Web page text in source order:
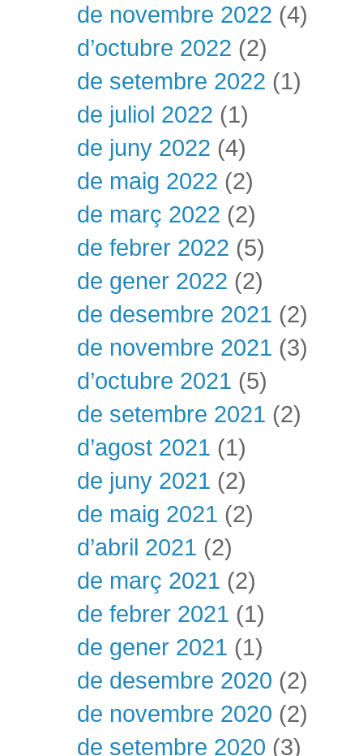
de novembre 2022 (4)
d’octubre 2022 (2)
de setembre 2022 (1)
de juliol 2022 (1)
de juny 2022 (4)
de maig 2022 (2)
de març 2022 (2)
de febrer 2022 (5)
de gener 2022 (2)
de desembre 2021 (2)
de novembre 2021 (3)
d’octubre 2021 (5)
de setembre 2021 (2)
d’agost 2021 (1)
de juny 2021 (2)
de maig 2021 (2)
d’abril 2021 (2)
de març 2021 (2)
de febrer 2021 (1)
de gener 2021 (1)
de desembre 2020 (2)
de novembre 2020 (2)
de setembre 2020 (3)